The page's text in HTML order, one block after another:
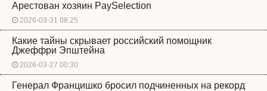
Арестован хозяин PaySelection
2026-03-31 08:25
Какие тайны скрывает российский помощник
Джеффри Эпштейна
2026-03-27 00:30
Генерал Францишко бросил подчиненных на рекорд